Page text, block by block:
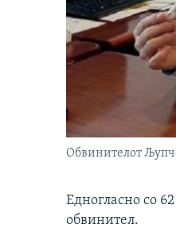
Обвинителот
Едногласно со
обвинител.